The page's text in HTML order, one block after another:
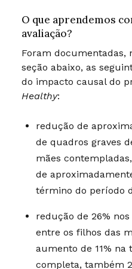
O que aprendemos
avaliação?
Foram documentadas,
seção abaixo, as
do impacto causal do
Healthy:
redução de
de quadros graves
mães
de
término do período
redução de 26%
entre os filhos das
aumento de 11% na
completa, também